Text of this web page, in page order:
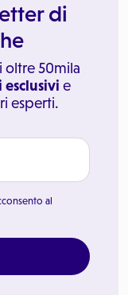
di
oltre 50mila
esclusivi e
esperti.
al